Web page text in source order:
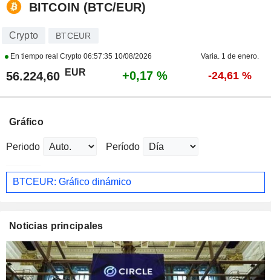
BITCOIN (BTC/EUR)
Crypto BTCEUR
En tiempo real Crypto 06:57:35 10/08/2026 Varia. 1 de enero.
56.224,60 EUR +0,17 % -24,61 %
Gráfico
Periodo Período
BTCEUR: Gráfico dinámico
Noticias principales